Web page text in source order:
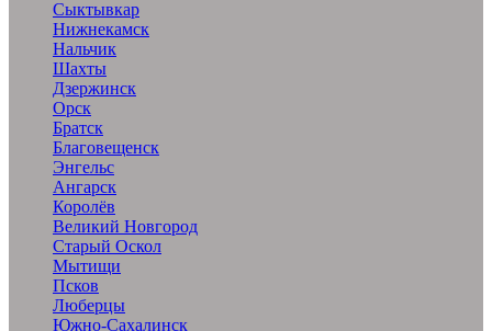
Сыктывкар
Нижнекамск
Нальчик
Шахты
Дзержинск
Орск
Братск
Благовещенск
Энгельс
Ангарск
Королёв
Великий Новгород
Старый Оскол
Мытищи
Псков
Люберцы
Южно-Сахалинск